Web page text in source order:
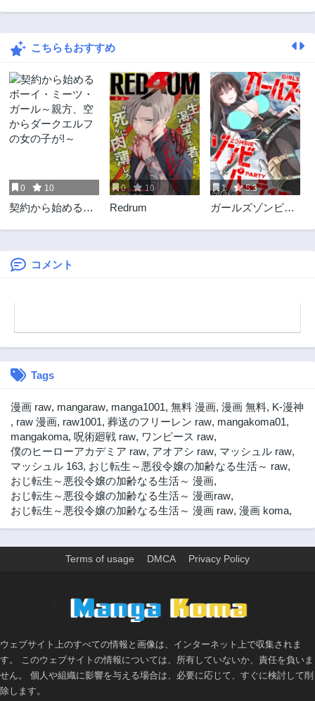
第24話 第23話
第21話
第19.2話
9ヶ月前
第19.1話
10ヶ月前
第18話
11ヶ月前
第17話
3ヶ月前
第15話
1年前
第14話
1年前
第13話
第12話 第11話
第10話
第4話
第2話
2年前
第1話
2年前
こちらもおすすめ
0 10
契約から始めるボ
らダークエルフの
女の子が!～
0 10
Redrum
1 5.3
ガールズゾンビパ
コメント
Tags
漫画 raw, mangaraw, manga1001, 無料 漫画, 漫画 無料, K-漫神
, raw 漫画, raw1001, 葬送のフリーレン raw, mangakoma01,
mangakoma, 呪術廻戦 raw, ワンピース raw,
僕のヒーローアカデミア raw, アオアシ raw, マッシュル raw,
マッシュル 163, おじ転生～悪役令嬢の加齢なる生活～ raw,
おじ転生～悪役令嬢の加齢なる生活～ 漫画,
おじ転生～悪役令嬢の加齢なる生活～ 漫画raw,
おじ転生～悪役令嬢の加齢なる生活～ 漫画 raw, 漫画 koma,
Terms of usage DMCA Privacy Policy
ウェブサイト上のすべての情報と画像は、インターネット上で収集されま
す。 このウェブサイトの情報については、所有していないか、責任を負いま
せん。 個人や組織に影響を与える場合は、必要に応じて、すぐに検討して削
除します。